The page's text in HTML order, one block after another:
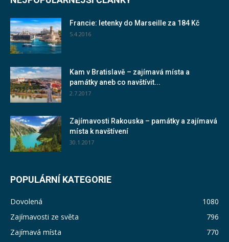
Francie: letenky do Marseille za 184 Kč
5.4.2016
Kam v Bratislavě – zajímavá místa a
památky aneb co navštívit...
2.7.2017
Zajímavosti Rakouska – památky a zajímavá
místa k navštívení
30.1.2017
POPULÁRNÍ KATEGORIE
Dovolená
1080
Zajímavosti ze světa
796
Zajímavá místa
770